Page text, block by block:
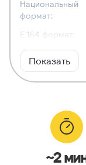
Национальный
формат:
E.164 формат:
RFC3966
формат:
Тип номера:
Оператор связи:
Национальный
Показать
~2